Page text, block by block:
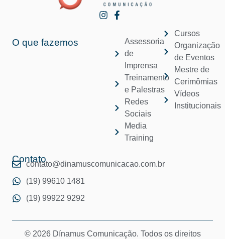
O que fazemos
Assessoria
de
Imprensa
Treinamento
e Palestras
Redes
Sociais
Media
Training
Cursos
Organização
de Eventos
Mestre de
Cerimômias
Vídeos
Institucionais
Contato
contato@dinamuscomunicacao.com.br
(19) 99610 1481
(19) 99922 9292
© 2026 Dínamus Comunicação. Todos os direitos